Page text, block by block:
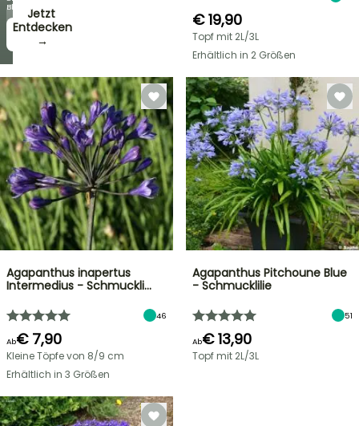
Jetzt
zugreifen!
→
Blüten!
Entdecken
→
€ 19,90
Topf mit 2L/3L
Erhältlich in 2 Größen
Agapanthus inapertus
Intermedius - Schmuckli…
46
Ab€ 7,90
Kleine Töpfe von 8/9 cm
Erhältlich in 3 Größen
Agapanthus Pitchoune Blue
- Schmucklilie
51
Ab€ 13,90
Topf mit 2L/3L